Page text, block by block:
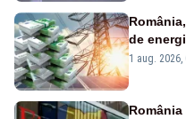
de
Analiză
1 aug. 2026,